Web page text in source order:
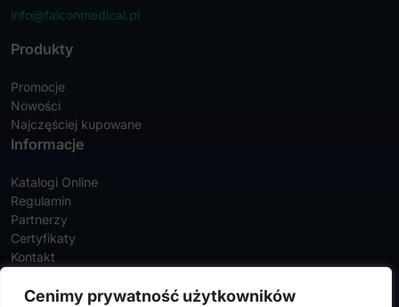
Cenimy prywatność użytkowników
info@falconmedical.pl
Produkty
Promocje
Nowości
Najczęściej kupowane
Informacje
Katalogi Online
Regulamin
Partnerzy
Certyfikaty
Kontakt